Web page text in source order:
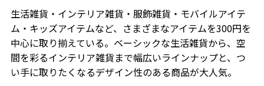
生活雑貨・インテリア雑貨・服飾雑貨・モバイルアイテ
ム・キッズアイテムなど、さまざまなアイテムを300円を
中心に取り揃えている。ベーシックな生活雑貨から、空
間を彩るインテリア雑貨まで幅広いラインナップと、つ
い手に取りたくなるデザイン性のある商品が大人気。